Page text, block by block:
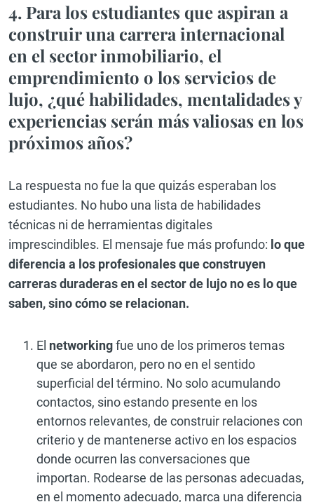
4. Para los estudiantes que aspiran a
construir una carrera internacional
en el sector inmobiliario, el
emprendimiento o los servicios de
lujo, ¿qué habilidades, mentalidades y
experiencias serán más valiosas en los
próximos años?
La respuesta no fue la que quizás esperaban los
estudiantes. No hubo una lista de habilidades
técnicas ni de herramientas digitales
imprescindibles. El mensaje fue más profundo: lo que
diferencia a los profesionales que construyen
carreras duraderas en el sector de lujo no es lo que
saben, sino cómo se relacionan.
El networkingfue uno de los primeros temas
que se abordaron, pero no en el sentido
superficial del término. No solo acumulando
contactos, sino estando presente en los
entornos relevantes, de construir relaciones con
criterio y de mantenerse activo en los espacios
donde ocurren las conversaciones que
importan. Rodearse de las personas adecuadas,
en el momento adecuado, marca una diferencia